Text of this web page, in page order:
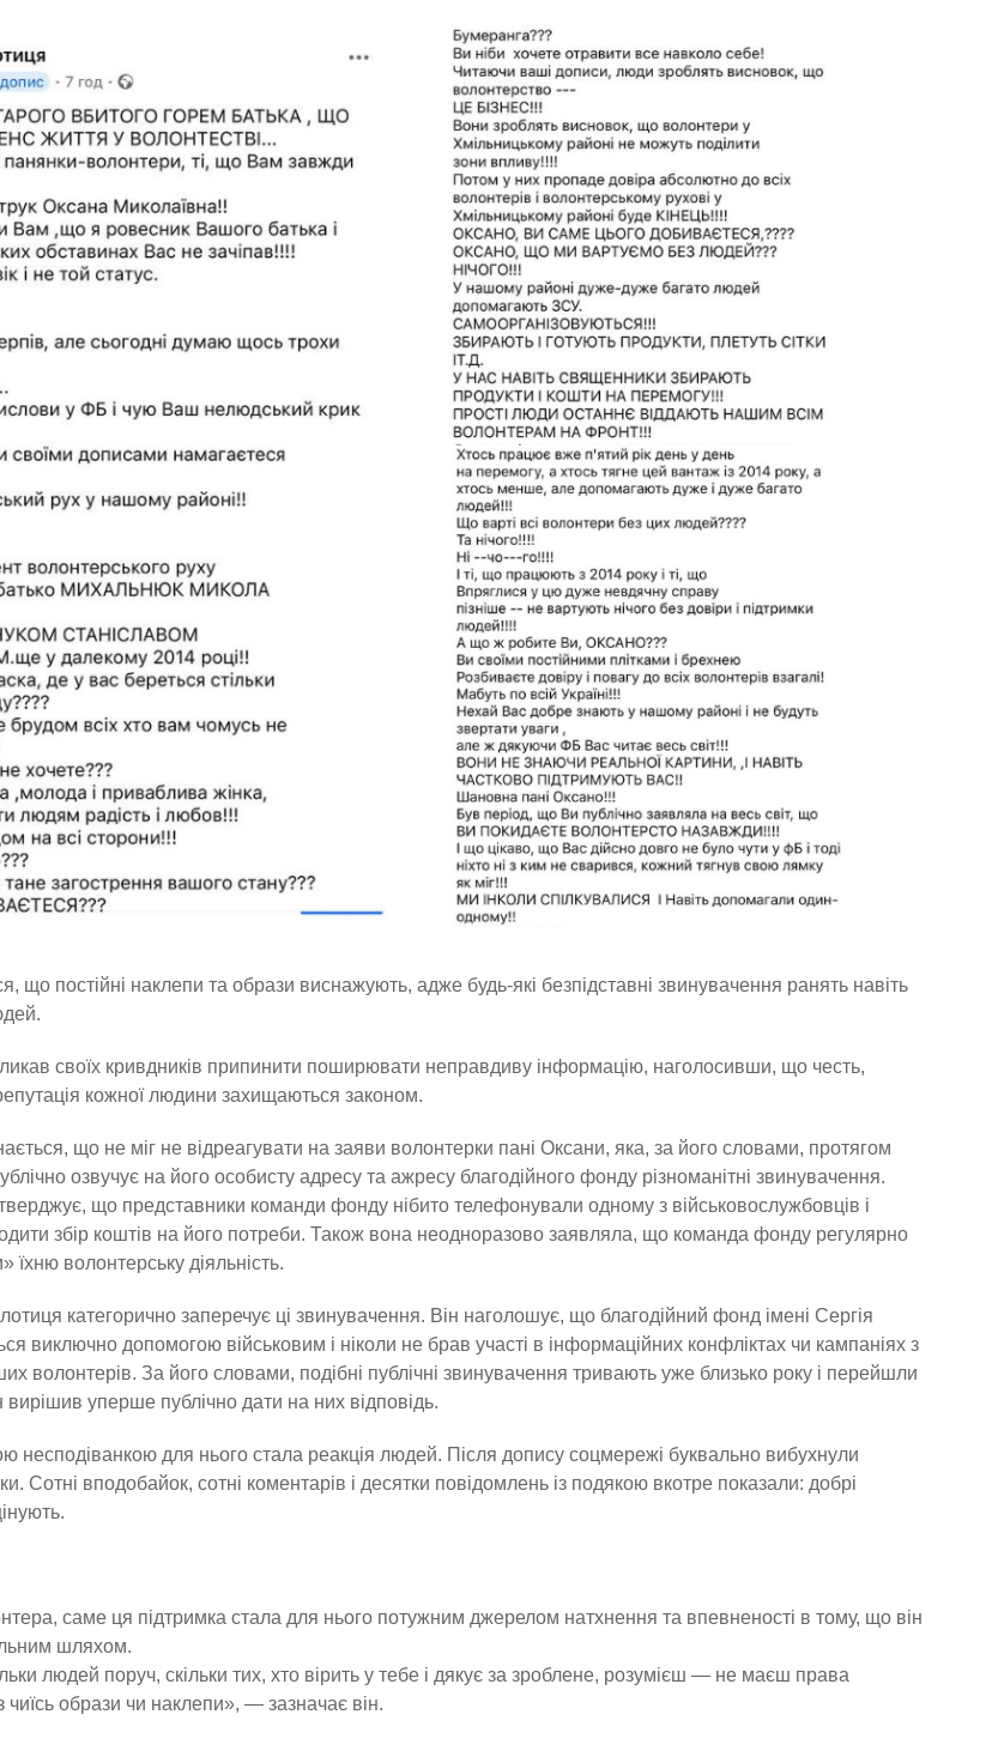
що постійні наклепи та образи виснажують, адже будь-які безпідставні звинувачення ранять навіть
своїх кривдників припинити поширювати неправдиву інформацію, наголосивши, що честь,
репутація кожної людини захищаються законом.
що не міг не відреагувати на заяви волонтерки пані Оксани, яка, за його словами, протягом
озвучує на його особисту адресу та ажресу благодійного фонду різноманітні звинувачення.
що представники команди фонду нібито телефонували одному з військовослужбовців і
збір коштів на його потреби. Також вона неодноразово заявляла, що команда фонду регулярно
їхню волонтерську діяльність.
категорично заперечує ці звинувачення. Він наголошує, що благодійний фонд імені Сергія
виключно допомогою військовим і ніколи не брав участі в інформаційних конфліктах чи кампаніях з
волонтерів. За його словами, подібні публічні звинувачення тривають уже близько року і перейшли
вирішив уперше публічно дати на них відповідь.
несподіванкою для нього стала реакція людей. Після допису соцмережі буквально вибухнули
Сотні вподобайок, сотні коментарів і десятки повідомлень із подякою вкотре показали: добрі
саме ця підтримка стала для нього потужним джерелом натхнення та впевненості в тому, що він
шляхом.
людей поруч, скільки тих, хто вірить у тебе і дякує за зроблене, розумієш — не маєш права
чиїсь образи чи наклепи», — зазначає він.